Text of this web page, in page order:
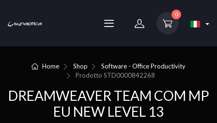
0
Home Shop
Software - Office Productivity
ProdottoSTD0000842268
DREAMWEAVER TEAM COM MP
EU NEW LEVEL 13